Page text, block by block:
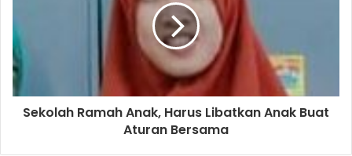
Sekolah Ramah Anak, Harus Libatkan Anak Buat
Aturan Bersama